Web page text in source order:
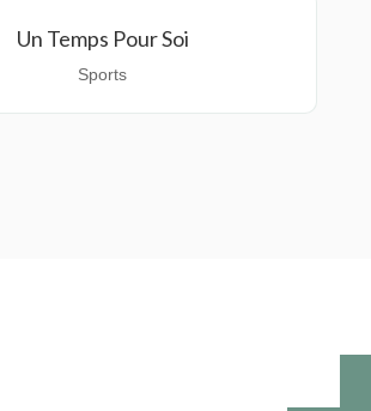
Un Temps Pour Soi
Sports